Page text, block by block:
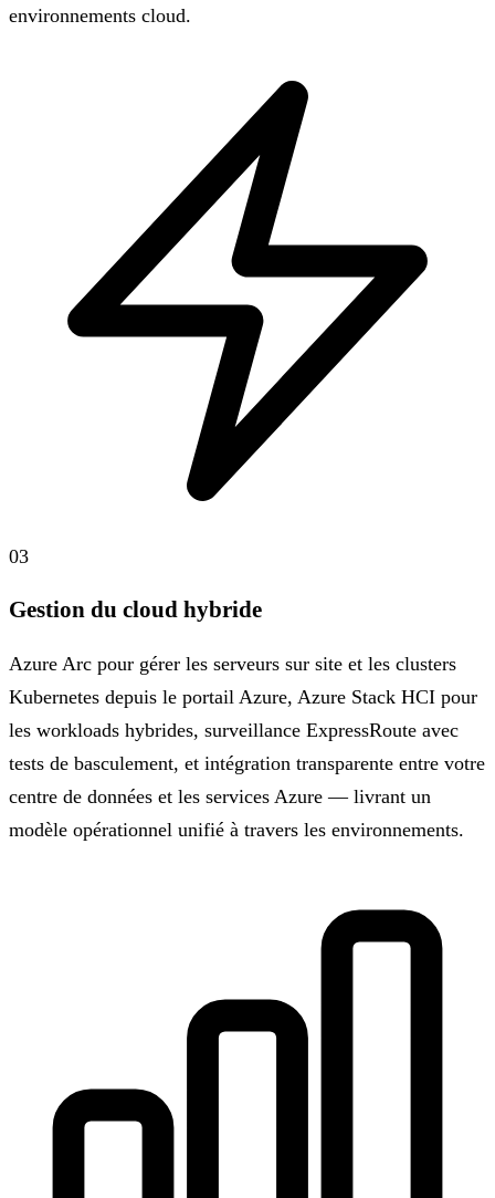
environnements cloud.
03
Gestion du cloud hybride
Azure Arc pour gérer les serveurs sur site et les clusters
Kubernetes depuis le portail Azure, Azure Stack HCI pour
les workloads hybrides, surveillance ExpressRoute avec
tests de basculement, et intégration transparente entre votre
centre de données et les services Azure — livrant un
modèle opérationnel unifié à travers les environnements.